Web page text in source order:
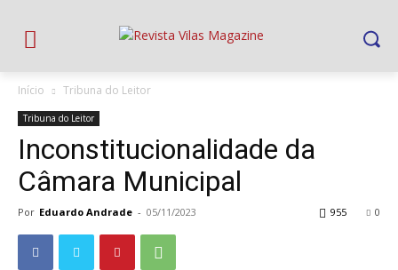
Início Tribuna do Leitor
Tribuna do Leitor
Inconstitucionalidade da
Câmara Municipal
Por Eduardo Andrade - 05/11/2023 0
955